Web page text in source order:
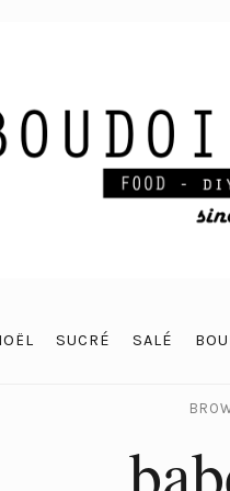
SUCRÉ SALÉ